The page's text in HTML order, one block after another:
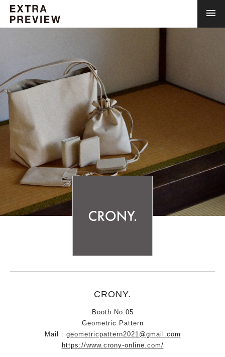
CRONY.
Booth No.05
Geometric Pattern
Mail : geometricpattern2021@gmail.com
https://www.crony-online.com/